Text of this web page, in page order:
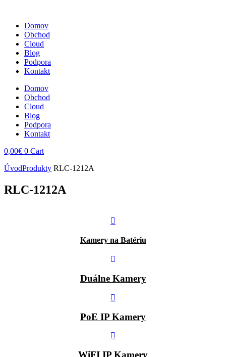
Domov
Obchod
Cloud
Blog
Podpora
Kontakt
Domov
Obchod
Cloud
Blog
Podpora
Kontakt
0,00€ 0 Cart
ÚvodProdukty RLC-1212A
RLC-1212A
Kamery na Batériu
Duálne Kamery
PoE IP Kamery
WiFI IP Kamery